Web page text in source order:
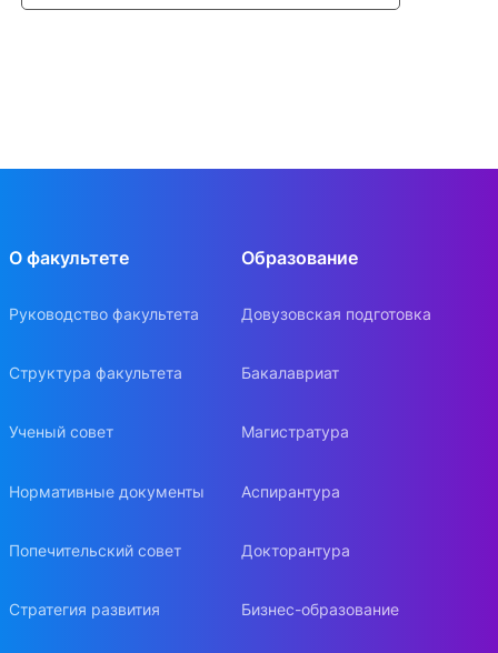
О факультете
Руководство факультета
Структура факультета
Ученый совет
Нормативные документы
Попечительский совет
Стратегия развития
Образование
Довузовская подготовка
Бакалавриат
Магистратура
Аспирантура
Докторантура
Бизнес-образование